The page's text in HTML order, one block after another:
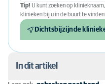
Tip! U kunt zoeken op
klinieken bij u in de buurt te vinden.
Dichtsbijzijnde
In dit artikel